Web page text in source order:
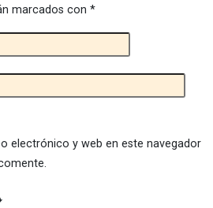
marcados con *
electrónico y web en este navegador